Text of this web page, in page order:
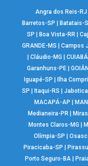
Angra dos Reis-RJ
Barretos-SP
Batatais-
SP
Boa Vista-RR |
GRANDE-MS
Campos
Cláudio-MG
Garanhuns-PE |
Iguapé-SP
Ilha
SP
Itaqui-RS |
MACAPÁ-AP
Medianeira-PR
Montes Claros-MG
Olímpia-SP
|
Piracicaba-SP
Porto Seguro-BA|